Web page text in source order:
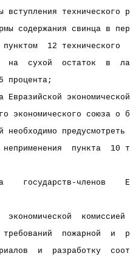
технического
содержания свинца в
12 технического
на  сухой  остаток  в
процента;
экономического союза о
необходимо предусмотреть
пункта  10
государств-членов
комиссией
пожарной  и
и  разработку